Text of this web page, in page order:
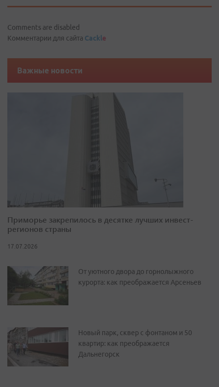
Comments are disabled
Комментарии для сайта Cackle
Важные новости
Приморье закрепилось в десятке лучших инвест-
регионов страны
17.07.2026
От уютного двора до горнолыжного
курорта: как преображается Арсеньев
Новый парк, сквер с фонтаном и 50
квартир: как преображается
Дальнегорск